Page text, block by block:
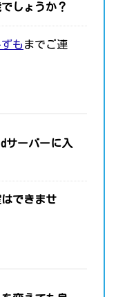
しょうか？
も までご連
サーバーに入
できませ